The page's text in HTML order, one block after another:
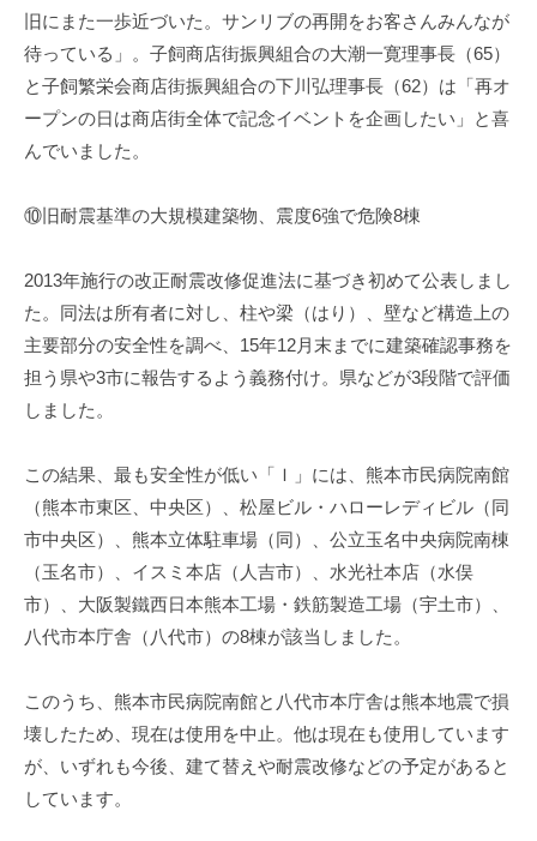
旧にまた一歩近づいた。サンリブの再開をお客さんみんなが
待っている」。子飼商店街振興組合の大潮一寛理事長（65）
と子飼繁栄会商店街振興組合の下川弘理事長（62）は「再オ
ープンの日は商店街全体で記念イベントを企画したい」と喜
んでいました。
⑩旧耐震基準の大規模建築物、震度6強で危険8棟
2013年施行の改正耐震改修促進法に基づき初めて公表しまし
た。同法は所有者に対し、柱や梁（はり）、壁など構造上の
主要部分の安全性を調べ、15年12月末までに建築確認事務を
担う県や3市に報告するよう義務付け。県などが3段階で評価
しました。
この結果、最も安全性が低い「Ｉ」には、熊本市民病院南館
（熊本市東区、中央区）、松屋ビル・ハローレディビル（同
市中央区）、熊本立体駐車場（同）、公立玉名中央病院南棟
（玉名市）、イスミ本店（人吉市）、水光社本店（水俣
市）、大阪製鐵西日本熊本工場・鉄筋製造工場（宇土市）、
八代市本庁舎（八代市）の8棟が該当しました。
このうち、熊本市民病院南館と八代市本庁舎は熊本地震で損
壊したため、現在は使用を中止。他は現在も使用しています
が、いずれも今後、建て替えや耐震改修などの予定があると
しています。